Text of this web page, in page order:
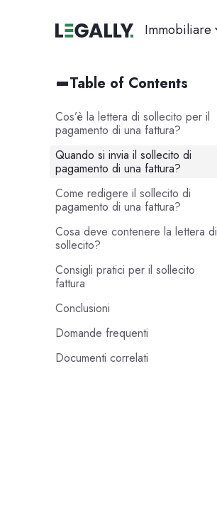
Immobiliare
Table of Contents
Cos’è la lettera di sollecito per il
pagamento di una fattura?
Quando si invia il sollecito di
pagamento di una fattura?
Come redigere il sollecito di
pagamento di una fattura?
Cosa deve contenere la lettera di
sollecito?
Consigli pratici per il sollecito
fattura
Conclusioni
Domande frequenti
Documenti correlati